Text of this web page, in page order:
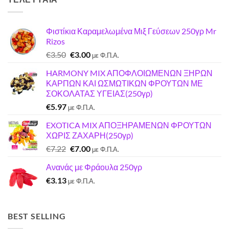
Φιστίκια Καραμελωμένα Μιξ Γεύσεων 250γρ Mr
Rizos
€3.50 Original
was:
€3.50.
€3.00Η
τιμή
είναι:
€3.00.
με Φ.Π.Α.
HARMONY MIX ΑΠΟΦΛΟΙΩΜΕΝΩΝ ΞΗΡΩΝ
ΚΑΡΠΩΝ ΚΑΙ ΩΣΜΩΤΙΚΩΝ ΦΡΟΥΤΩΝ ΜΕ
ΣΟΚΟΛΑΤΑΣ ΥΓΕΙΑΣ(250γρ)
€5.97 με Φ.Π.Α.
EXOTICA MIX ΑΠΟΞΗΡΑΜΕΝΩΝ ΦΡΟΥΤΩΝ
ΧΩΡΙΣ ΖΑΧΑΡΗ(250γρ)
€7.22 Original
was:
€7.22.
€7.00Η
τιμή
είναι:
με Φ.Π.Α.
Ανανάς με Φράουλα 250γρ
€3.13 με Φ.Π.Α.
BEST SELLING